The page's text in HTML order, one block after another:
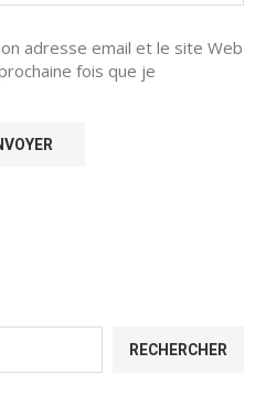
adresse email et le site Web
fois que je
RECHERCHER